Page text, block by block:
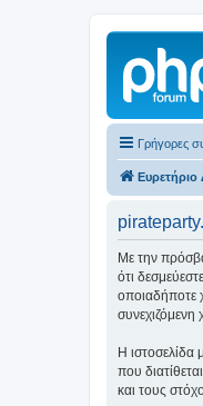
Γρήγορες
Ευρετήριο
Με την
ότι
οποιαδήποτε
Η ιστοσελίδα
που
και τους